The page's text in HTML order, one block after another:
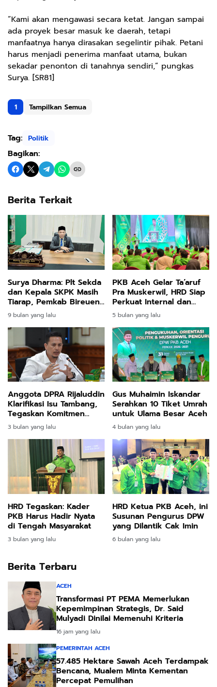
“Kami akan mengawasi secara ketat. Jangan sampai
ada proyek besar masuk ke daerah, tetapi
manfaatnya hanya dirasakan segelintir pihak. Petani
harus menjadi penerima manfaat utama, bukan
sekadar penonton di tanahnya sendiri,” pungkas
Surya. [SR81]
1 Tampilkan Semua
Tag: Politik
Bagikan:
Berita Terkait
Surya Dharma: Plt Sekda
dan Kepala SKPK Masih
Tiarap, Pemkab Bireuen
Jalan Ditempat
9 bulan yang lalu
PKB Aceh Gelar Ta’aruf
Pra Muskerwil, HRD Siap
Perkuat Internal dan
Bangun Kantor Baru
5 bulan yang lalu
Anggota DPRA Rijaluddin
Klarifikasi Isu Tambang,
Tegaskan Komitmen
pada Program JKA
3 bulan yang lalu
Gus Muhaimin Iskandar
Serahkan 10 Tiket Umrah
untuk Ulama Besar Aceh
4 bulan yang lalu
HRD Tegaskan: Kader
PKB Harus Hadir Nyata
di Tengah Masyarakat
3 bulan yang lalu
HRD Ketua PKB Aceh, ini
Susunan Pengurus DPW
yang Dilantik Cak Imin
6 bulan yang lalu
Berita Terbaru
ACEH
Transformasi PT PEMA Memerlukan
Kepemimpinan Strategis, Dr. Said
Mulyadi Dinilai Memenuhi Kriteria
16 jam yang lalu
PEMERINTAH ACEH
57.485 Hektare Sawah Aceh Terdampak
Bencana, Mualem Minta Kementan
Percepat Pemulihan